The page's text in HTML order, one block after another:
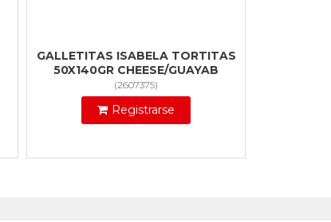
GALLETITAS ISABELA TORTITAS
50X140GR CHEESE/GUAYAB
(2607375)
Registrarse